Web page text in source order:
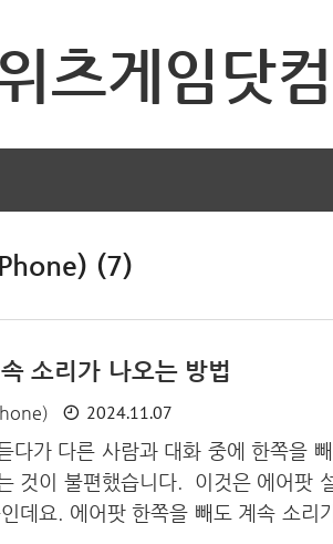
츠게임닷컴
(7)
소리가 나오는 방법
2024.11.07
다가 다른 사람과 대화 중에 한쪽을
것이 불편했습니다. 이것은 에어팟
데요. 에어팟 한쪽을 빼도 계속 소리